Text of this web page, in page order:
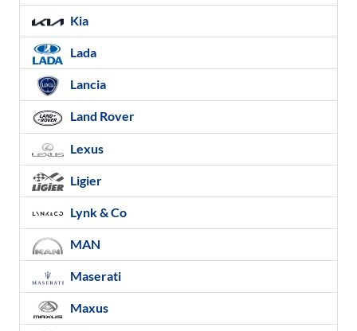
Kia
Lada
Lancia
Land Rover
Lexus
Ligier
Lynk & Co
MAN
Maserati
Maxus